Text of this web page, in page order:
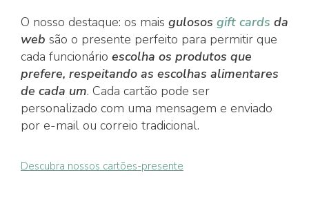
O nosso destaque: os mais gulosos gift cards da
web são o presente perfeito para permitir que
cada funcionário escolha os produtos que
prefere, respeitando as escolhas alimentares
de cada um. Cada cartão pode ser
personalizado com uma mensagem e enviado
por e-mail ou correio tradicional.
Descubra nossos cartões-presente